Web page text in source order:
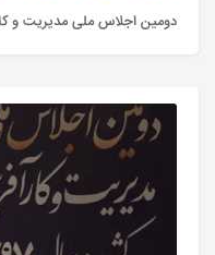
دومین اجلاس ملی مدیریت و